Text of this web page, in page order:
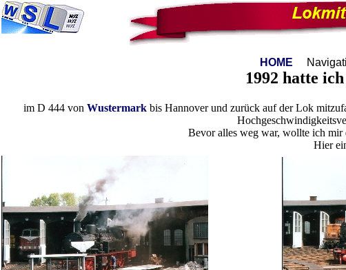
HOME
1992 hatte
im D 444 von Wustermarkbis Hannover und zurück auf der Lok
Bevor alles weg war, wollte ich mir
Hier